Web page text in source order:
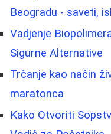
Beogradu - saveti,
Vadjenje
Sigurne Alternative
Trčanje kao način
maratonca
Kako Otvoriti